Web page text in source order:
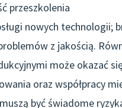
przeszkolenia
nowych
z jakością.
może okazać
oraz współpracy
być świadome